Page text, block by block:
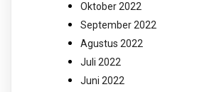
Oktober 2022
September 2022
Agustus 2022
Juli 2022
Juni 2022